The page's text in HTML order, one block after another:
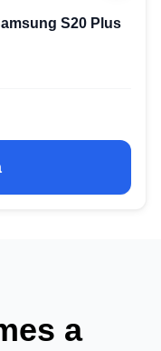
S20 Plus
a